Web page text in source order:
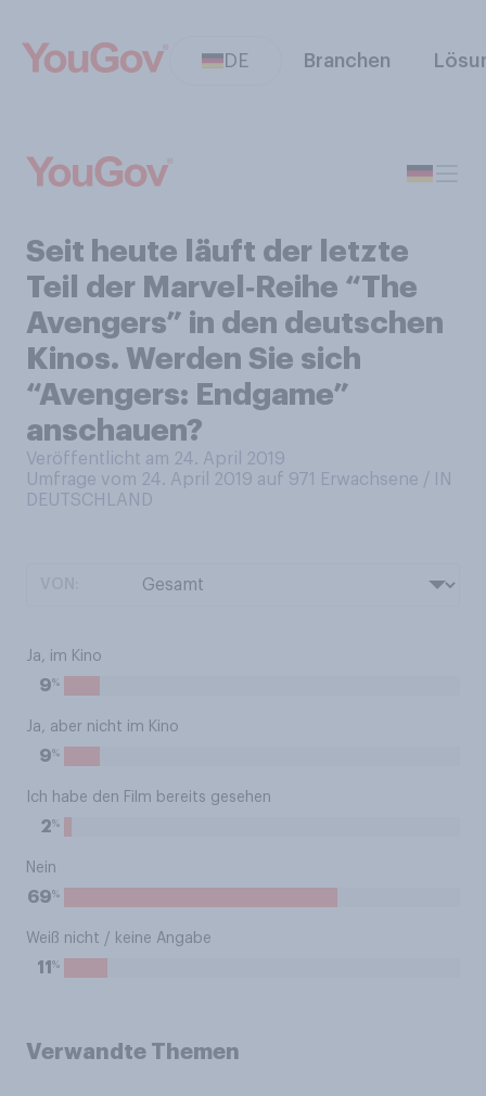
DE Branchen
Seit heute läuft der letzte
Teil der Marvel‑Reihe “The
Avengers” in den deutschen
Kinos. Werden Sie sich
“Avengers: Endgame”
anschauen?
Veröffentlicht am 24. April 2019
Umfrage vom 24. April 2019 auf 971
Erwachsene / IN
DEUTSCHLAND
Ja, im Kino
9%
Ja, aber nicht im Kino
9%
Ich habe den Film bereits gesehen
2%
Nein
69%
Weiß nicht / keine Angabe
11 %
Verwandte Themen